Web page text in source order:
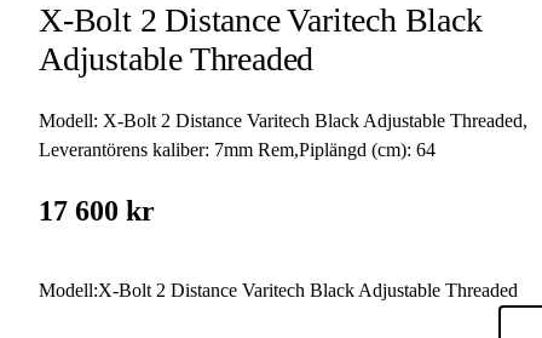
X-Bolt 2 Distance Varitech Black
Adjustable Threaded
Modell: X-Bolt 2 Distance Varitech Black Adjustable Threaded,
Leverantörens kaliber: 7mm Rem,Piplängd (cm): 64
17 600 kr
Modell:X-Bolt 2 Distance Varitech Black Adjustable Threaded